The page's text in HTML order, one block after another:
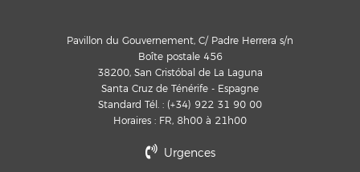
Pavillon du Gouvernement, C/ Padre Herrera s/n
Boîte postale 456
38200, San Cristóbal de La Laguna
Santa Cruz de Ténérife - Espagne
Standard Tél. : (+34) 922 31 90 00
Horaires : FR, 8h00 à 21h00
Urgences